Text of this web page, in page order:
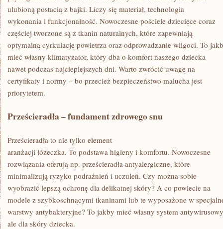
ulubioną postacią z bajki. Liczy się materiał, technologia
wykonania i funkcjonalność. Nowoczesne pościele dziecięce coraz
częściej tworzone są z tkanin naturalnych, które zapewniają
optymalną cyrkulację powietrza oraz odprowadzanie wilgoci. To
mieć własny klimatyzator, który dba o komfort naszego dziecka
nawet podczas najcieplejszych dni. Warto zwrócić uwagę na
certyfikaty i normy – bo przecież bezpieczeństwo malucha jest
priorytetem.
Prześcieradła – fundament zdrowego snu
Prześcieradła to nie tylko element
aranżacji łóżeczka. To podstawa higieny i komfortu. Nowoczesne
rozwiązania oferują np. prześcieradła antyalergiczne, które
minimalizują ryzyko podrażnień i uczuleń. Czy można sobie
wyobrazić lepszą ochronę dla delikatnej skóry? A co powiecie na
modele z szybkoschnącymi tkaninami lub te wyposażone w
warstwy antybakteryjne? To jakby mieć własny system
ale dla skóry dziecka.